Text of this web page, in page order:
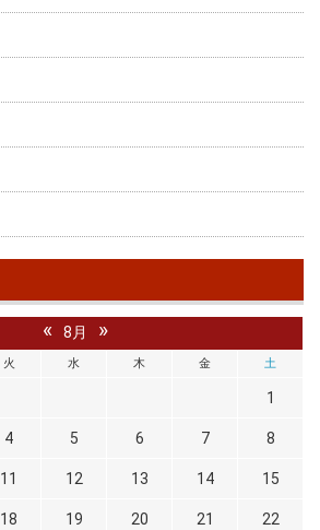
« 8月 »
火 水 木 金 土
1
4 5 6 7 8
11 12 13 14 15
18 19 20 21 22